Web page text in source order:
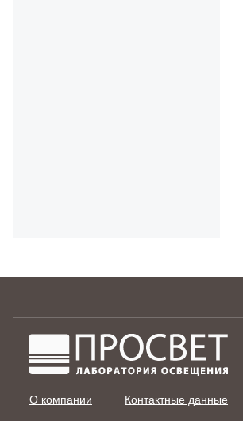
О компании Контактные данные